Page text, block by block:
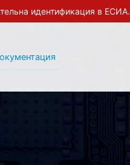
идентификация в ЕСИА.